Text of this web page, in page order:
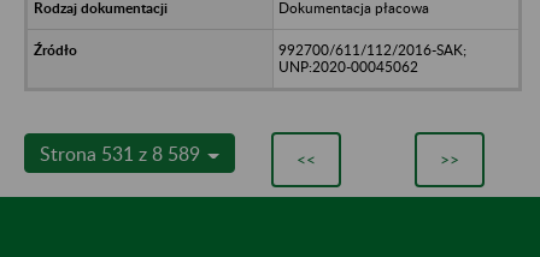
Dokumentacja płacowa
992700/611/112/2016-SAK;
UNP:2020-00045062
Strona 531 z 8 589 << >>